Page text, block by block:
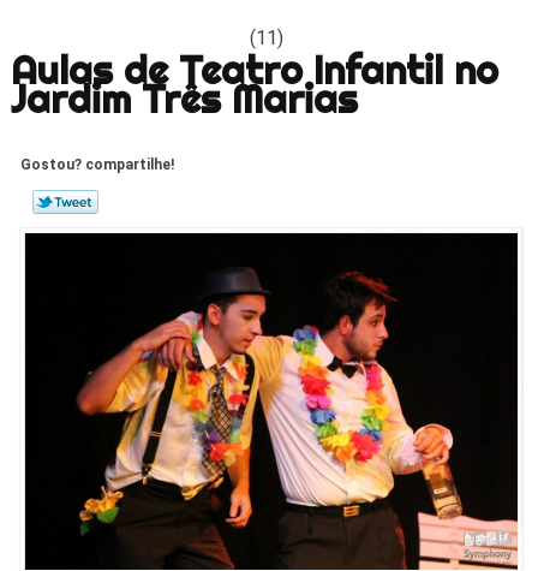
(11)
Aulas de Teatro Infantil no
Jardim Três Marias
Gostou? compartilhe!